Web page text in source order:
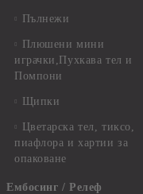
Пълнежи
Плюшени мини
играчки,Пухкава тел и
Помпони
Щипки
Цветарска тел, тиксо,
пиафлора и хартии за
опаковане
Ембосинг / Релеф